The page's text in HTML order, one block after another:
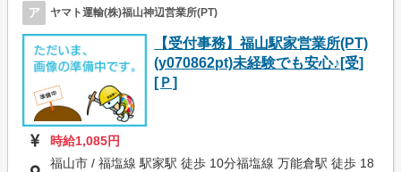
ア ヤマト運輸(株)福山神辺営業所(PT)
【受付事務】福山駅家営業所(PT)
(y070862pt)未経験でも安心♪[受]
[Ｐ]
時給1,085円
福山市 / 福塩線 駅家駅 徒歩 10分福塩線 万能倉駅 徒歩 18